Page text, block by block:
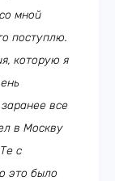
мной
поступлю.
которую я
все
в Москву
с
это было